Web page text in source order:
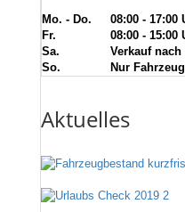
Mo. - Do.
08:00 - 17:00
Fr.
08:00 - 15:00
Sa.
Verkauf
So.
Nur
Aktuelles